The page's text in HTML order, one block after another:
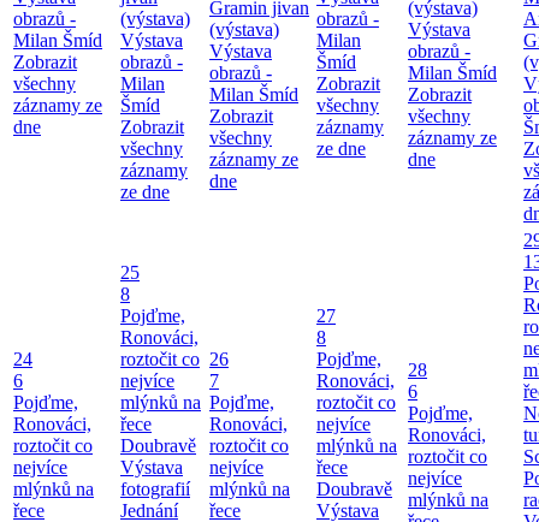
obrazů -
Milan Šmíd
Zobrazit
všechny
záznamy ze
dne
(výstava)
Výstava
obrazů -
Milan
Šmíd
Zobrazit
všechny
záznamy
ze dne
Gramin jivan
(výstava)
Výstava
obrazů -
Milan Šmíd
Zobrazit
všechny
záznamy ze
dne
obrazů -
Milan
Šmíd
Zobrazit
všechny
záznamy
ze dne
(výstava)
Výstava
obrazů -
Milan Šmíd
Zobrazit
všechny
záznamy ze
dne
24
6
Pojďme,
Ronováci,
roztočit co
nejvíce
mlýnků na
řece
25
8
Pojďme,
Ronováci,
roztočit co
nejvíce
mlýnků na
řece
Doubravě
Výstava
fotografií
Jednání
26
7
Pojďme,
Ronováci,
roztočit co
nejvíce
mlýnků na
řece
27
8
Pojďme,
Ronováci,
roztočit co
nejvíce
mlýnků na
řece
Doubravě
Výstava
28
6
Pojďme,
Ronováci,
roztočit co
nejvíce
mlýnků na